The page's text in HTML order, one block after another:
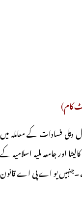
دہلی فسادات کے معاملہ میں
اور جامعہ ملیہ اسلامیہ کے
یو اے پی اے قانون